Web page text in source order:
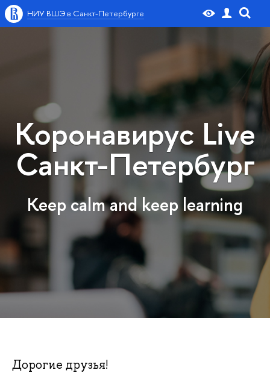
НИУ ВШЭ в Санкт-Петербурге
Коронавирус Live
Санкт-Петербург
Keep calm and keep learning
Дорогие друзья!